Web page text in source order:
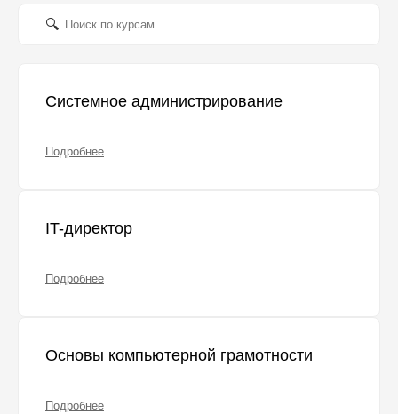
Системное администрирование
Подробнее
IT-директор
Подробнее
Основы компьютерной грамотности
Подробнее